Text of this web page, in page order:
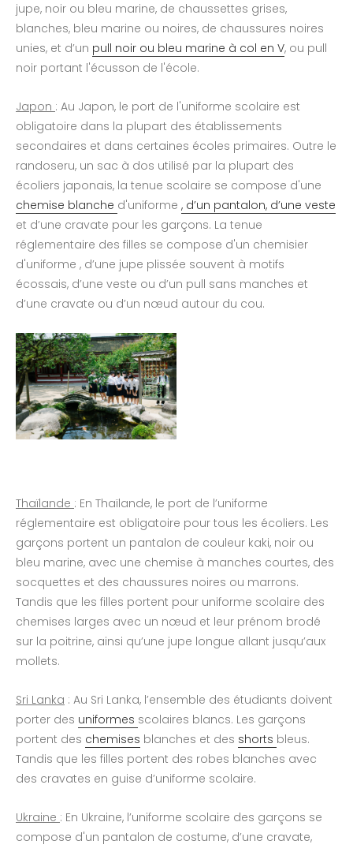
jupe, noir ou bleu marine, de chaussettes grises,
blanches, bleu marine ou noires, de chaussures noires
unies, et d’un pull noir ou bleu marine à col en V, ou pull
noir portant l'écusson de l'école.
Japon : Au Japon, le port de l'uniforme scolaire est
obligatoire dans la plupart des établissements
secondaires et dans certaines écoles primaires. Outre le
randoseru, un sac à dos utilisé par la plupart des
écoliers japonais, la tenue scolaire se compose d'une
chemise blanche d'uniforme , d’un pantalon, d’une veste
et d’une cravate pour les garçons. La tenue
réglementaire des filles se compose d'un chemisier
d'uniforme , d’une jupe plissée souvent à motifs
écossais, d’une veste ou d’un pull sans manches et
d’une cravate ou d’un nœud autour du cou.
Thaïlande : En Thaïlande, le port de l’uniforme
réglementaire est obligatoire pour tous les écoliers. Les
garçons portent un pantalon de couleur kaki, noir ou
bleu marine, avec une chemise à manches courtes, des
socquettes et des chaussures noires ou marrons.
Tandis que les filles portent pour uniforme scolaire des
chemises larges avec un nœud et leur prénom brodé
sur la poitrine, ainsi qu’une jupe longue allant jusqu’aux
mollets.
Sri Lanka : Au Sri Lanka, l’ensemble des étudiants doivent
porter des uniformes scolaires blancs. Les garçons
portent des chemises blanches et des shorts bleus.
Tandis que les filles portent des robes blanches avec
des cravates en guise d’uniforme scolaire.
Ukraine : En Ukraine, l’uniforme scolaire des garçons se
compose d'un pantalon de costume, d’une cravate,